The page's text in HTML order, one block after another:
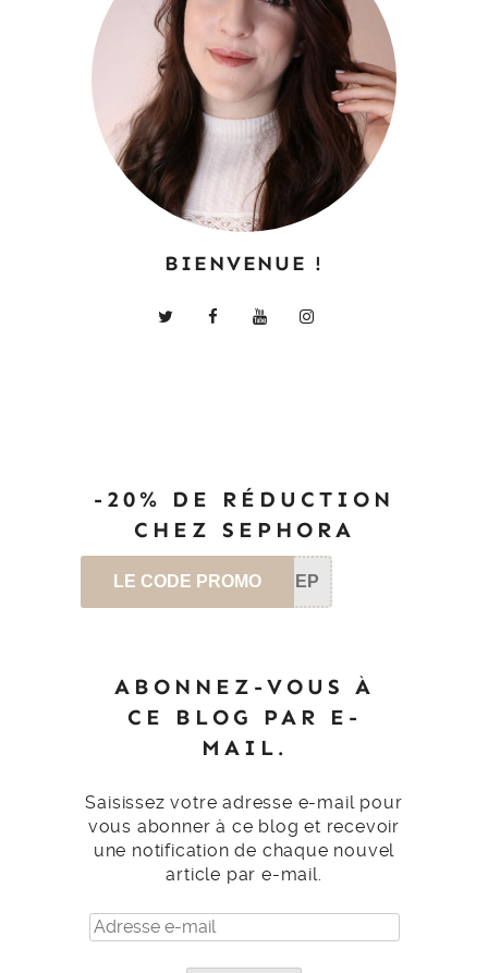
BIENVENUE !
-20% DE RÉDUCTION
CHEZ SEPHORA
LE CODE PROMO SEP
ABONNEZ-VOUS À
CE BLOG PAR E-
MAIL.
Saisissez votre adresse e-mail pour
vous abonner à ce blog et recevoir
une notification de chaque nouvel
article par e-mail.
Adresse
e-